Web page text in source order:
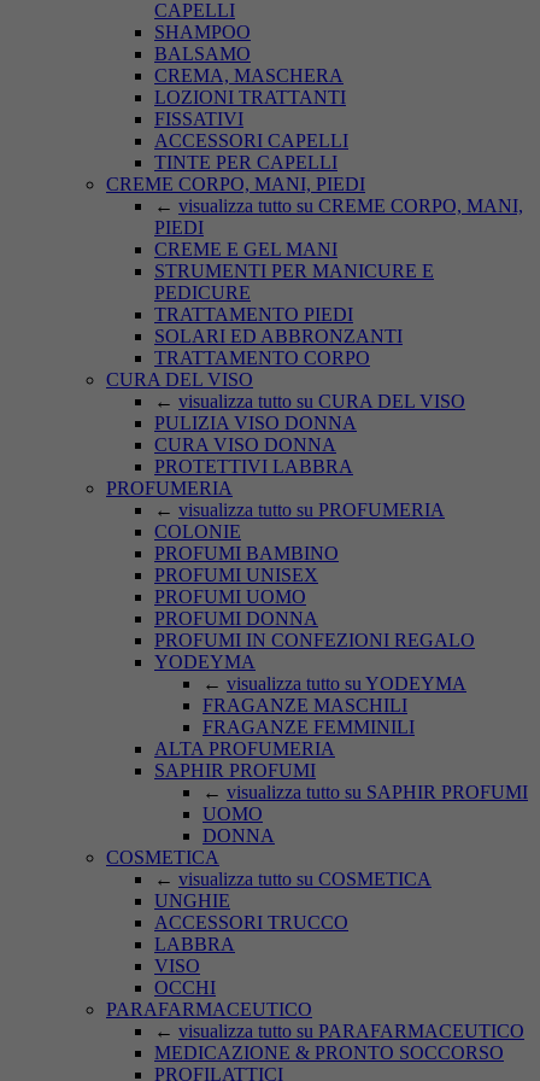
CAPELLI
SHAMPOO
BALSAMO
CREMA, MASCHERA
LOZIONI TRATTANTI
FISSATIVI
ACCESSORI CAPELLI
TINTE PER CAPELLI
CREME CORPO, MANI, PIEDI
← visualizza tutto su CREME CORPO, MANI,
PIEDI
CREME E GEL MANI
STRUMENTI PER MANICURE E
PEDICURE
TRATTAMENTO PIEDI
SOLARI ED ABBRONZANTI
TRATTAMENTO CORPO
CURA DEL VISO
← visualizza tutto su CURA DEL VISO
PULIZIA VISO DONNA
CURA VISO DONNA
PROTETTIVI LABBRA
PROFUMERIA
← visualizza tutto su PROFUMERIA
COLONIE
PROFUMI BAMBINO
PROFUMI UNISEX
PROFUMI UOMO
PROFUMI DONNA
PROFUMI IN CONFEZIONI REGALO
YODEYMA
← visualizza tutto su YODEYMA
FRAGANZE MASCHILI
FRAGANZE FEMMINILI
ALTA PROFUMERIA
SAPHIR PROFUMI
← visualizza tutto su SAPHIR PROFUMI
UOMO
DONNA
COSMETICA
← visualizza tutto su COSMETICA
UNGHIE
ACCESSORI TRUCCO
LABBRA
VISO
OCCHI
PARAFARMACEUTICO
← visualizza tutto su PARAFARMACEUTICO
MEDICAZIONE & PRONTO SOCCORSO
PROFILATTICI